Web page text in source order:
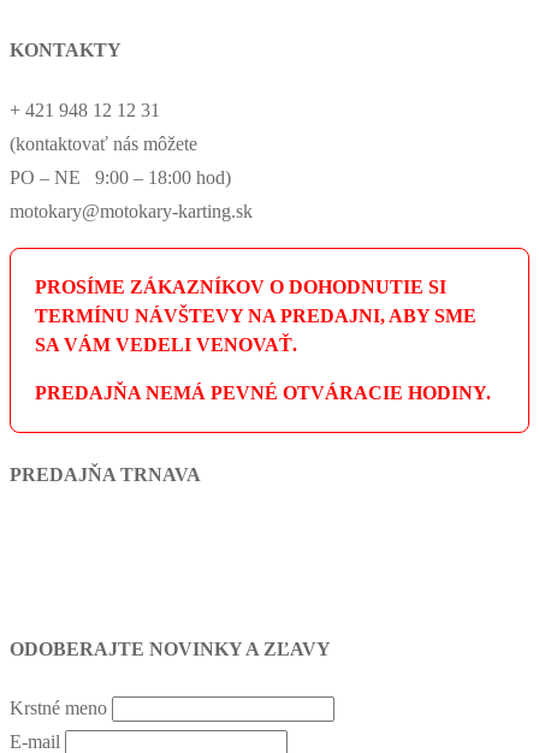
KONTAKTY
+ 421 948 12 12 31
(kontaktovať nás môžete
PO – NE 9:00 – 18:00 hod)
motokary@motokary-karting.sk
PROSÍME ZÁKAZNÍKOV O DOHODNUTIE SI
TERMÍNU NÁVŠTEVY NA PREDAJNI, ABY SME
SA VÁM VEDELI VENOVAŤ.
PREDAJŇA NEMÁ PEVNÉ OTVÁRACIE HODINY.
PREDAJŇA TRNAVA
ODOBERAJTE NOVINKY A ZĽAVY
Krstné meno
E-mail